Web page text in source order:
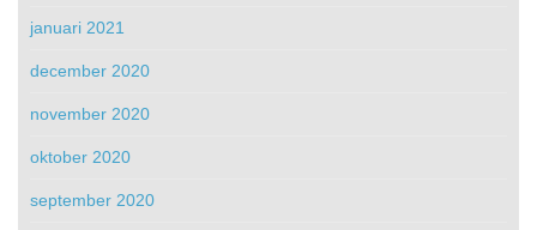
januari 2021
december 2020
november 2020
oktober 2020
september 2020